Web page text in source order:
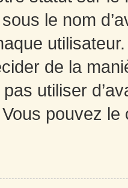
le nom
utilisateur.
de la
utiliser
Vous pouvez